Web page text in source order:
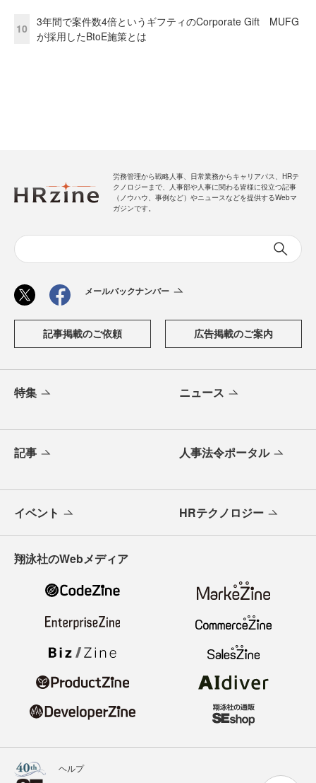
10
3年間で案件数4倍というギフティのCorporate Gift MUFG
が採用したBtoE施策とは
労務管理から戦略人事、日常業務からキャリアパス、HRテ
クノロジーまで、人事部や人事に関わる皆様に役立つ記事
（ノウハウ、事例など）やニュースなどを提供するWebマ
ガジンです。
メールバックナンバー
記事掲載のご依頼 広告掲載のご案内
特集 ニュース
記事 人事法令ポータル
イベント HRテクノロジー
翔泳社のWebメディア
ヘルプ